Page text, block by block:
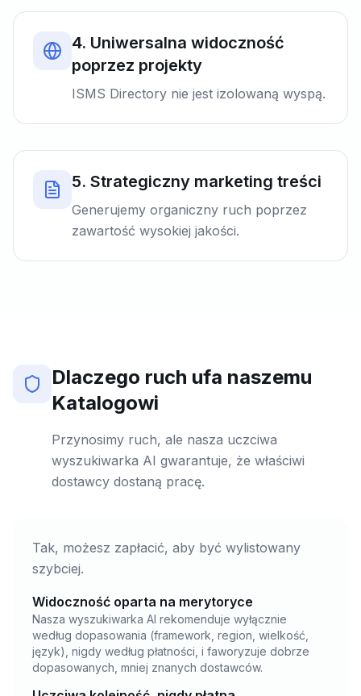
4. Uniwersalna widoczność
poprzez projekty
ISMS Directory nie jest izolowaną wyspą.
5. Strategiczny marketing treści
Generujemy organiczny ruch poprzez
zawartość wysokiej jakości.
Dlaczego ruch ufa naszemu
Katalogowi
Przynosimy ruch, ale nasza uczciwa
wyszukiwarka AI gwarantuje, że właściwi
dostawcy dostaną pracę.
Tak, możesz zapłacić, aby być wylistowany
szybciej.
Widoczność oparta na merytoryce
Nasza wyszukiwarka AI rekomenduje wyłącznie
według dopasowania (framework, region, wielkość,
język), nigdy według płatności, i faworyzuje dobrze
dopasowanych, mniej znanych dostawców.